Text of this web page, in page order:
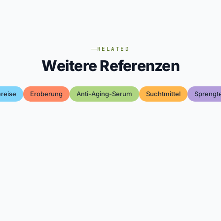
RELATED
Weitere Referenzen
Eroberung Anti-Aging-Serum Suchtmittel